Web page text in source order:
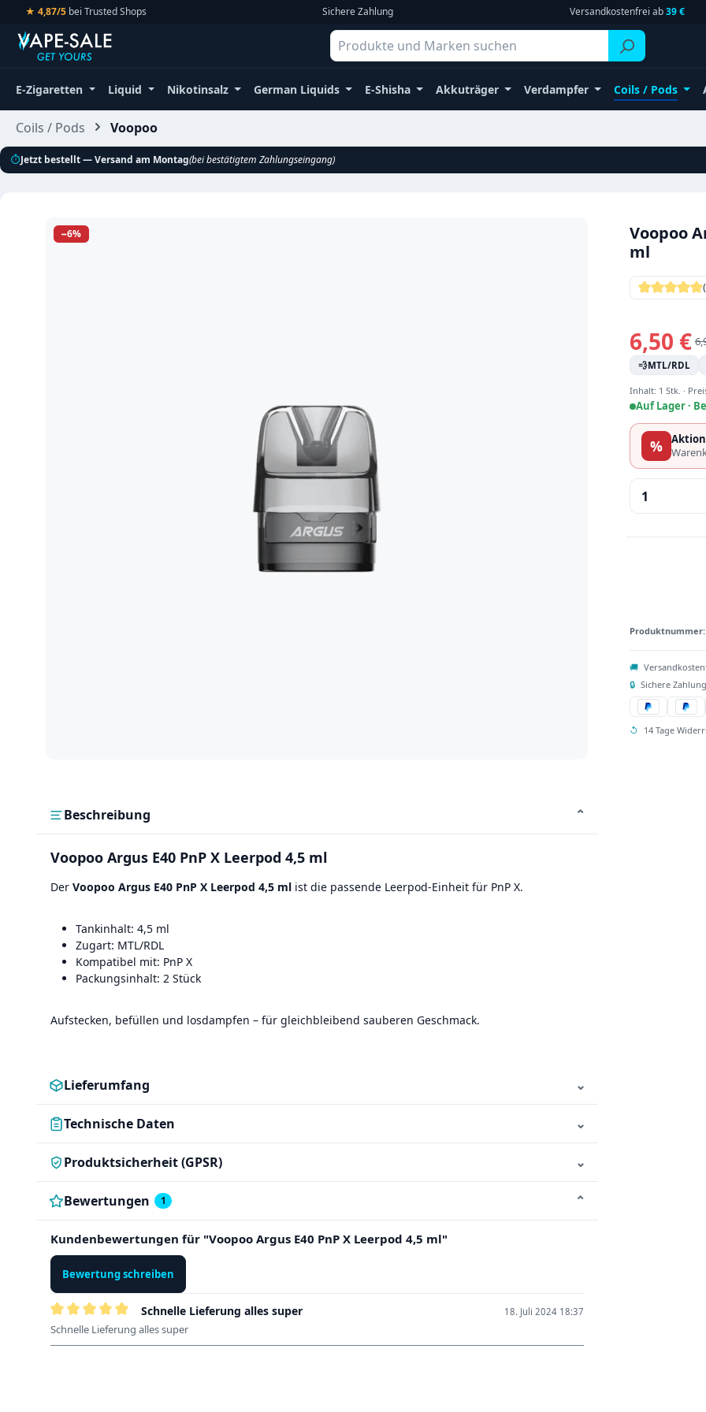
Hauptinhalt springen
Zur Suche springen
Zur Hauptnavigation springen
★ 4,87/5 bei Trusted Shops Sichere Zahlung Versandkostenfrei ab39 €
E-Zigaretten Liquid Nikotinsalz German Liquids E-Shisha Akkuträger Verdampfer Coils / Pods
Coils / Pods Voopoo
⏱Jetzt bestellt — Versand am Montag(bei bestätigtem Zahlungseingang)
Bildergalerie überspringen
−6%
Beschreibung ⌄
Voopoo Argus E40 PnP X Leerpod 4,5 ml
Der Voopoo Argus E40 PnP X Leerpod 4,5 ml ist die passende Leerpod-Einheit für PnP X.
Tankinhalt: 4,5 ml
Zugart: MTL/RDL
Kompatibel mit: PnP X
Packungsinhalt: 2 Stück
Aufstecken, befüllen und losdampfen – für gleichbleibend sauberen Geschmack.
Lieferumfang ⌄
Technische Daten ⌄
Produktsicherheit (GPSR) ⌄
Bewertungen 1 ⌄
Kundenbewertungen für "Voopoo Argus E40 PnP X Leerpod 4,5 ml"
Bewertung schreiben
18. Juli 2024 18:37
Bewertung mit 5 von 5 Sternen
Schnelle Lieferung alles super
Schnelle Lieferung alles super
Voopoo
ml
6,50 €
💨MTL/RDL
Inhalt: 1 Stk. ·
Auf Lager ·
%
Produkt
Produktnummer:
🚚
🔒 Sichere
↺ 14 Tage